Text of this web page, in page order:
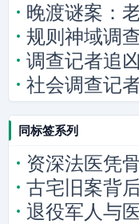
晚渡谜案：
规则神域调
调查记者追
社会调查记
同标签系列
资深法医凭
古宅旧案背
退役军人与